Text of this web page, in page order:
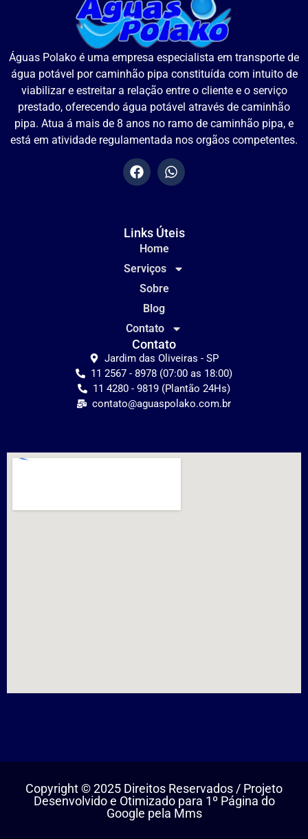
Águas Polako é uma empresa especialista em transporte de
água potável por caminhão pipa constituída com intuito de
viabilizar e estreitar a relação entre o cliente e o serviço
prestado, oferecendo água potável através de caminhão
pipa. Atua á mais de 8 anos no ramo de caminhão pipa, e
está em atividade regulamentada nos orgãos competentes.
Links Úteis
Home
Serviços
Sobre
Blog
Contato
Contato
Jardim das Oliveiras - SP
11 2567 - 8978 (07:00 as 18:00)
11 4280 - 9819 (Plantão 24Hs)
contato@aguaspolako.com.br
Copyright © 2025 Direitos Reservados / Projeto
Desenvolvido e Otimizado para 1º Página do
Google pela Mms